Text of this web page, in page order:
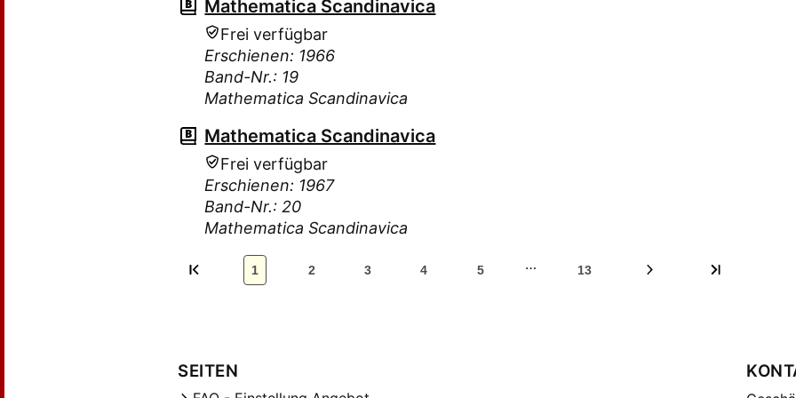
Mathematica Scandinavica
Frei verfügbar
Erschienen: 1966
Band-Nr.: 19
Mathematica Scandinavica
Mathematica Scandinavica
Frei verfügbar
Erschienen: 1967
Band-Nr.: 20
Mathematica Scandinavica
1 2 3 4 5 … 13
SEITEN